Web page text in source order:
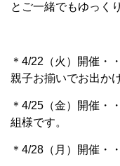
とご一緒でもゆっく
＊4/22（火）開催・
親子お揃いでお出か
＊4/25（金）開催
組様です。
＊4/28（月）開催・